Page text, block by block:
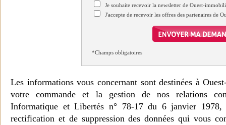
Je souhaite recevoir la newsletter de Ouest-
J'accepte de recevoir les offres des partenaires de
*Champs obligatoires
Les informations vous concernant sont destinées à
votre commande et la gestion de nos relations
Informatique et Libertés n° 78-17 du 6 janvier 1978,
rectification et de suppression des données qui vous